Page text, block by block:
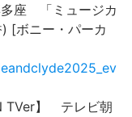
座 「ミュージカ
[ボニー・パーカ
TVer】 テレビ朝